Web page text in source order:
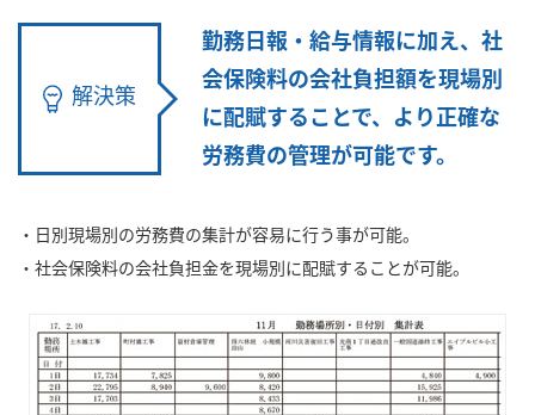
解決策
勤務日報・給与情報に加え、社
会保険料の会社負担額を現場別
に配賦することで、より正確な
労務費の管理が可能です。
・日別現場別の労務費の集計が容易に行う事が可能。
・社会保険料の会社負担金を現場別に配賦することが可能。